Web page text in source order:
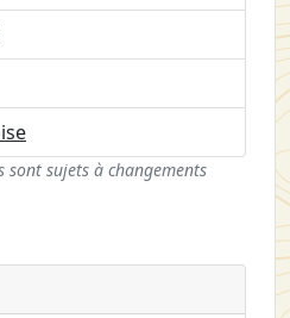
sujets à changements